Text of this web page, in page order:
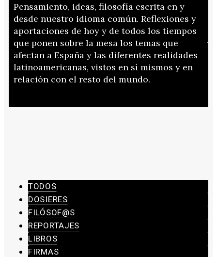
Pensamiento, ideas, filosofía escrita en y
desde nuestro idioma común. Reflexiones y
aportaciones de hoy y de todos los tiempos
que ponen sobre la mesa los temas que
afectan a España y las diferentes realidades
latinoamericanas, vistos en sí mismos y en
relación con el resto del mundo.
TODOS
DOSIERES
FILÓSOF@S
REPORTAJES
LIBROS
FIRMAS